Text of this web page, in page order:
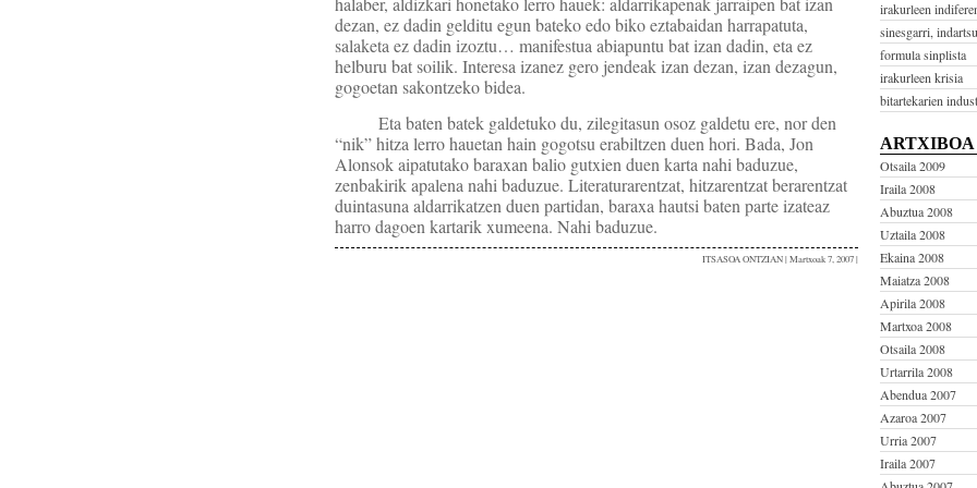
dezan, ez dadin gelditu egun bateko edo biko eztabaidan harrapatuta,
salaketa ez dadin izoztu… manifestua abiapuntu bat izan dadin, eta ez
helburu bat soilik. Interesa izanez gero jendeak izan dezan, izan dezagun,
gogoetan sakontzeko bidea.
Eta baten batek galdetuko du, zilegitasun osoz galdetu ere, nor den
“nik” hitza lerro hauetan hain gogotsu erabiltzen duen hori. Bada, Jon
Alonsok aipatutako baraxan balio gutxien duen karta nahi baduzue,
zenbakirik apalena nahi baduzue. Literaturarentzat, hitzarentzat berarentzat
duintasuna aldarrikatzen duen partidan, baraxa hautsi baten parte izateaz
harro dagoen kartarik xumeena. Nahi baduzue.
ITSASOA ONTZIAN| Martxoak 7, 2007 |
irakurleen
sinesgarri,
formula sinplista
irakurleen krisia
bitartekarien
ARTXIBOA
Otsaila 2009
Iraila 2008
Abuztua 2008
Uztaila 2008
Ekaina 2008
Maiatza 2008
Apirila 2008
Martxoa 2008
Otsaila 2008
Urtarrila 2008
Abendua 2007
Azaroa 2007
Urria 2007
Iraila 2007